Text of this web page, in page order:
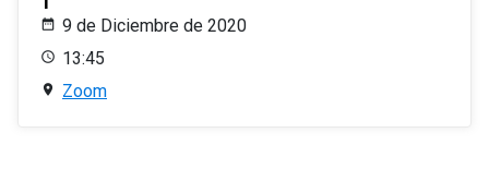
9 de Diciembre de 2020
13:45
Zoom